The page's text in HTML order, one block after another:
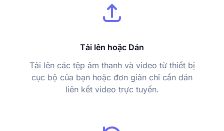
Tải lên hoặc Dán
Tải lên các tệp âm thanh và video từ thiết bị
cục bộ của bạn hoặc đơn giản chỉ cần dán
liên kết video trực tuyến.